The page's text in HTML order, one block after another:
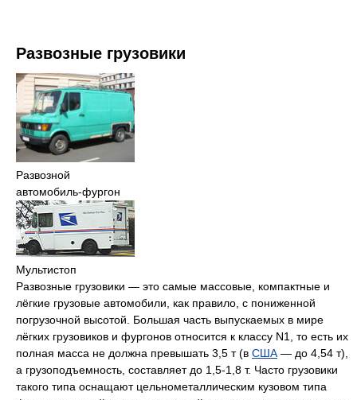
Развозные грузовики
Развозной
автомобиль-фургон
Мультистоп
Развозные грузовики — это самые массовые, компактные и
лёгкие грузовые автомобили, как правило, с пониженной
погрузочной высотой. Большая часть выпускаемых в мире
лёгких грузовиков и фургонов относится к классу N1, то есть их
полная масса не должна превышать 3,5 т (в США — до 4,54 т),
а грузоподъемность, составляет до 1,5-1,8 т. Часто грузовики
такого типа оснащают цельнометаллическим кузовом типа